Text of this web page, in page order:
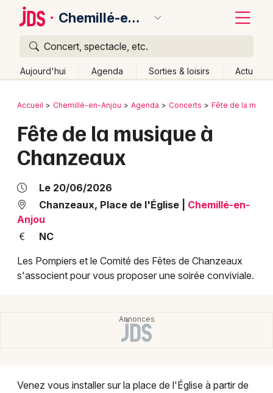
Chemillé-en-Anjou
Concert, spectacle, etc.
Aujourd'hui Agenda Sorties & loisirs Actu
Publier un événement
Grands événements
Activité & Expérience
Manifestations
Foires & salons
Soirées
Bordeaux
Colmar
Lyon
Marseille
Montpellier
Retour
Accueil Chemillé-en-Anjou Agenda Concerts Fête de la
Fête de la musique à
Chanzeaux
Le 20/06/2026
Chanzeaux, Place de l'Église
Chemillé-en-
Anjou
NC
Les Pompiers et le Comité des Fêtes de Chanzeaux
s'associent pour vous proposer une soirée conviviale.
Venez vous installer sur la place de l'Église à partir de
Quoi ?
Où ?
Pays de la Loire
Partout Près de moi Changer de lieu
Quand ?
Aujourd'hui
Demain